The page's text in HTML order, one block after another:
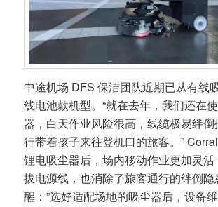
中途机场 DFS 保洁团队近期已从有线
线电池款机型。“就在去年，我们还在
器，白天作业风险很高，线缆极易绊
行带着孩子来往登机口的旅客。”
锂电吸尘器后，场内移动作业更加灵
拔电源线，也消除了旅客通行的绊倒
醒：”选好适配场地的吸尘器后，设备